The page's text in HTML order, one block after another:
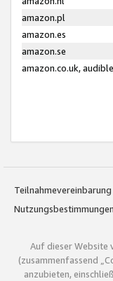
amazon.pl
amazon.es
amazon.se
amazon.co.uk,
Teilnahmevereinbarung
Nutzungsbestimmungen
Auf dieser Website
(zusammenfassend
anzubieten,